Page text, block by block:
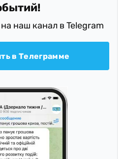
наш канал в Telegram
в Телеграмме